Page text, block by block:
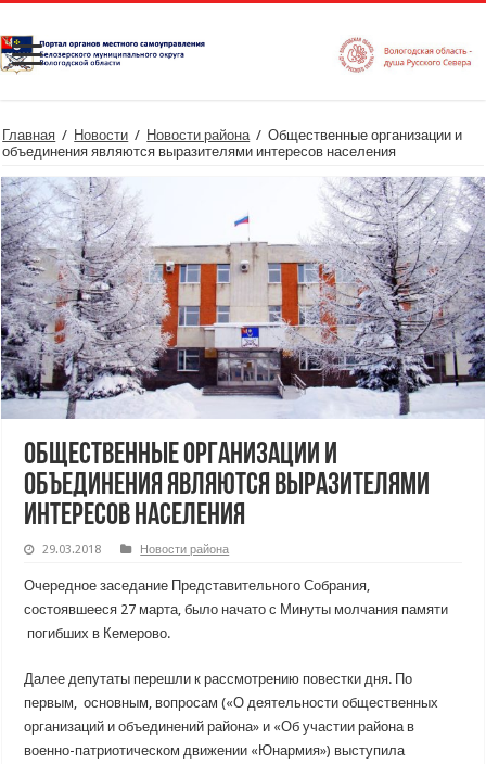
Главная / Новости / Новости района / Общественные организации и
объединения являются выразителями интересов населения
Общественные организации и
объединения являются выразителями
интересов населения
29.03.2018 Новости района
Очередное заседание Представительного Собрания,
состоявшееся 27 марта, было начато с Минуты молчания памяти
погибших в Кемерово.
Далее депутаты перешли к рассмотрению повестки дня. По
первым, основным, вопросам («О деятельности общественных
организаций и объединений района» и «Об участии района в
военно-патриотическом движении «Юнармия») выступила